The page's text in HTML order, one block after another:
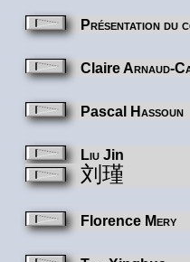
Présentation du
Claire Arnaud-
Pascal Hassoun
Liu
刘瑾
Florence Mery